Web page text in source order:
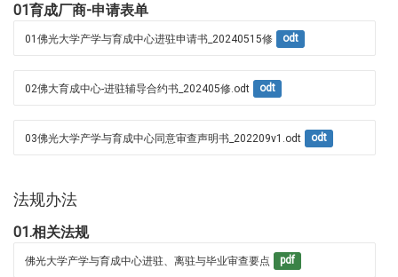
01育成厂商-申请表单
01佛光大学产学与育成中心进驻申请书_20240515修 odt
02佛大育成中心-进驻辅导合约书_202405修.odt odt
03佛光大学产学与育成中心同意审查声明书_202209v1.odt odt
法规办法
01.相关法规
佛光大学产学与育成中心进驻、离驻与毕业审查要点 pdf